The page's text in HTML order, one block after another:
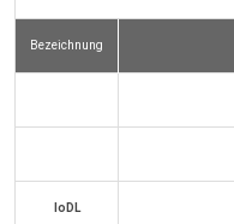
Bezeichnung
loDL